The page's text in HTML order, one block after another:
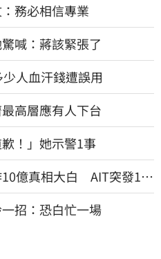
務必相信專業
喊：蔣該緊張了
人血汗錢遭誤用
高層應有人下台
！」她示警1事
億真相大白 AIT突發1文
招：恐白忙一場